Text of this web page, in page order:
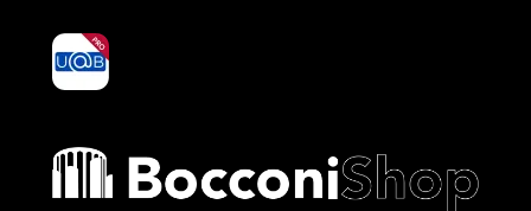
yoU@B
Bocconi shop